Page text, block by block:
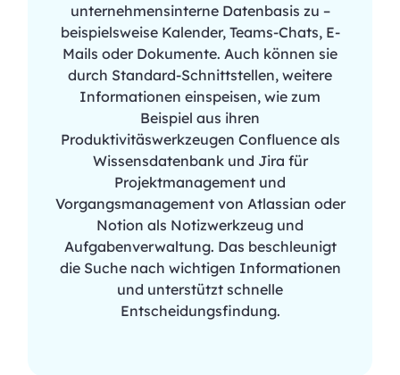
unternehmensinterne Datenbasis zu –
beispielsweise Kalender, Teams-Chats, E-
Mails oder Dokumente. Auch können sie
durch Standard-Schnittstellen, weitere
Informationen einspeisen, wie zum
Beispiel aus ihren
Produktivitäswerkzeugen Confluence als
Wissensdatenbank und Jira für
Projektmanagement und
Vorgangsmanagement von Atlassian oder
Notion als Notizwerkzeug und
Aufgabenverwaltung. Das beschleunigt
die Suche nach wichtigen Informationen
und unterstützt schnelle
Entscheidungsfindung.​